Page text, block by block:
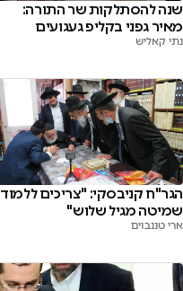
שנה להסתלקות שר התורה:
מאיר גפני בקליפ געגועים
נתי קאליש
הגר"ח קניבסקי: "צריכים ללמוד
שמיטה מגיל שלוש"
ארי טננבוים